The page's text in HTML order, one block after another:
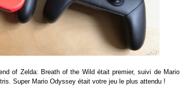
of Zelda: Breath of the Wild était premier, suivi de Mario
Super Mario Odyssey était votre jeu le plus attendu !